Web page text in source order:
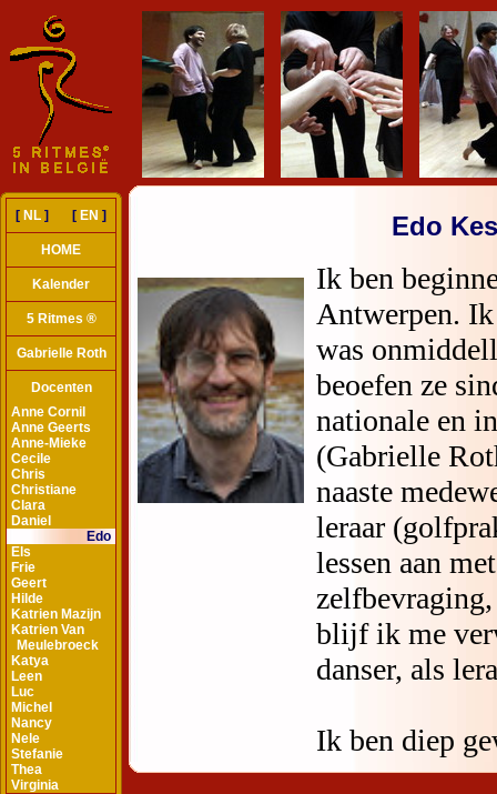
[ NL ] [ EN ]
HOME
Kalender
5 Ritmes ®
Gabrielle Roth
Docenten
Anne Cornil
Anne Geerts
Anne-Mieke
Cecile
Chris
Christiane
Clara
Daniel
Edo
Els
Frie
Geert
Hilde
Katrien Mazijn
Katrien Van
Meulebroeck
Katya
Leen
Luc
Michel
Nancy
Nele
Stefanie
Thea
Virginia
Edo